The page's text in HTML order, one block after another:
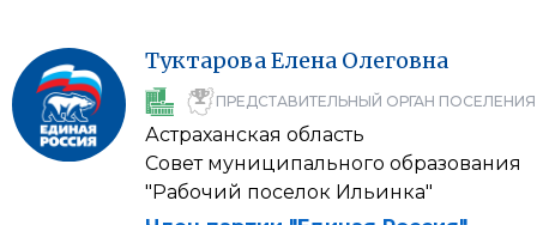
ТуктароваЕлена Олеговна
ПРЕДСТАВИТЕЛЬНЫЙ ОРГАН ПОСЕЛЕНИЯ
Астраханская область
Совет муниципального образования
"Рабочий поселок Ильинка"